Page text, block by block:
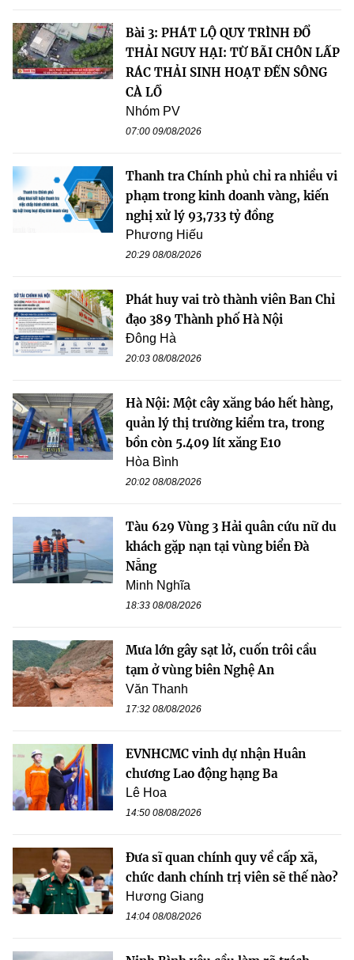
Bài 3: PHÁT LỘ QUY TRÌNH ĐỔ
THẢI NGUY HẠI: TỪ BÃI CHÔN LẤP
RÁC THẢI SINH HOẠT ĐẾN SÔNG
CÀ LỒ
Nhóm PV
07:00 09/08/2026
Thanh tra Chính phủ chỉ ra nhiều vi
phạm trong kinh doanh vàng, kiến
nghị xử lý 93,733 tỷ đồng
Phương Hiếu
20:29 08/08/2026
Phát huy vai trò thành viên Ban Chỉ
đạo 389 Thành phố Hà Nội
Đông Hà
20:03 08/08/2026
Hà Nội: Một cây xăng báo hết hàng,
quản lý thị trường kiểm tra, trong
bồn còn 5.409 lít xăng E10
Hòa Bình
20:02 08/08/2026
Tàu 629 Vùng 3 Hải quân cứu nữ du
khách gặp nạn tại vùng biển Đà
Nẵng
Minh Nghĩa
18:33 08/08/2026
Mưa lớn gây sạt lở, cuốn trôi cầu
tạm ở vùng biên Nghệ An
Văn Thanh
17:32 08/08/2026
EVNHCMC vinh dự nhận Huân
chương Lao động hạng Ba
Lê Hoa
14:50 08/08/2026
Đưa sĩ quan chính quy về cấp xã,
chức danh chính trị viên sẽ thế nào?
Hương Giang
14:04 08/08/2026